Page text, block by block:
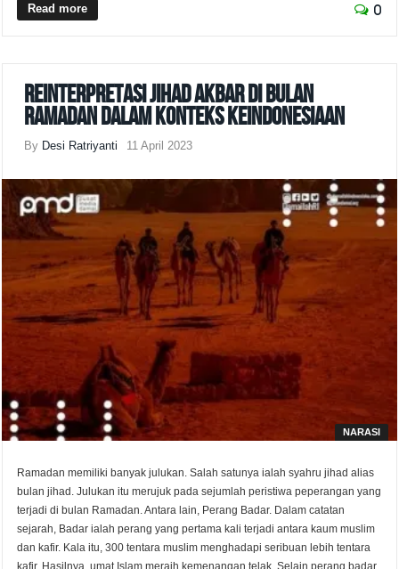
Read more 0
Reinterpretasi Jihad Akbar di Bulan
Ramadan dalam Konteks Keindonesiaan
By Desi Ratriyanti 11 April 2023
NARASI
Ramadan memiliki banyak julukan. Salah satunya ialah syahru jihad alias
bulan jihad. Julukan itu merujuk pada sejumlah peristiwa peperangan yang
terjadi di bulan Ramadan. Antara lain, Perang Badar. Dalam catatan
sejarah, Badar ialah perang yang pertama kali terjadi antara kaum muslim
dan kafir. Kala itu, 300 tentara muslim menghadapi seribuan lebih tentara
kafir. Hasilnya, umat Islam meraih kemenangan telak. Selain perang badar,